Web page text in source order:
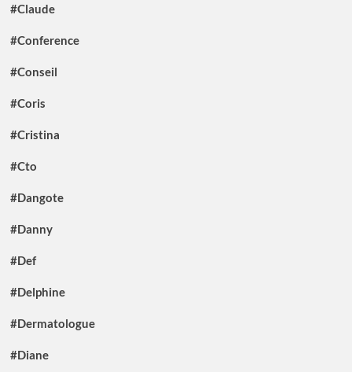
#Claude
#Conference
#Conseil
#Coris
#Cristina
#Cto
#Dangote
#Danny
#Def
#Delphine
#Dermatologue
#Diane